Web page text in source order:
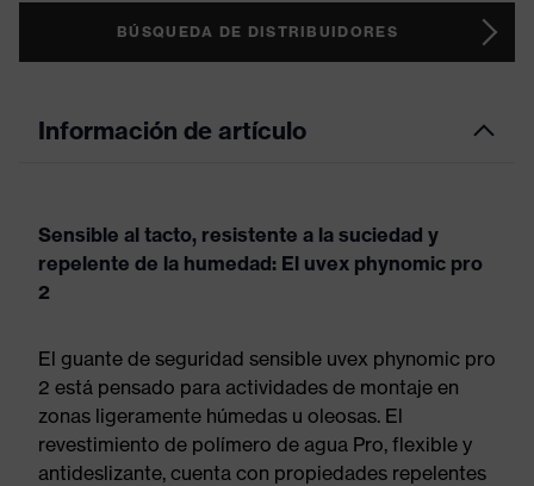
BÚSQUEDA DE DISTRIBUIDORES
Información de artículo
Sensible al tacto, resistente a la suciedad y
repelente de la humedad: El uvex phynomic pro
2
El guante de seguridad sensible uvex phynomic pro
2 está pensado para actividades de montaje en
zonas ligeramente húmedas u oleosas. El
revestimiento de polímero de agua Pro, flexible y
antideslizante, cuenta con propiedades repelentes